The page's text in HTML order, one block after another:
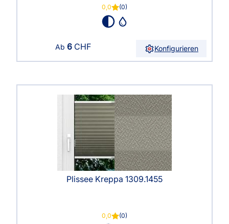
0,0 (0)
Ab 6 CHF Konfigurieren
Plissee Kreppa 1309.1455
0,0 (0)